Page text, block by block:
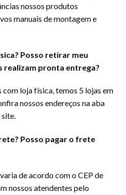
nossos produtos
manuais de montagem e
Posso retirar meu
realizam pronta entrega?
loja física, temos 5 lojas em
nossos endereços na aba
site.
Posso pagar o frete
de acordo com o CEP de
nossos atendentes pelo